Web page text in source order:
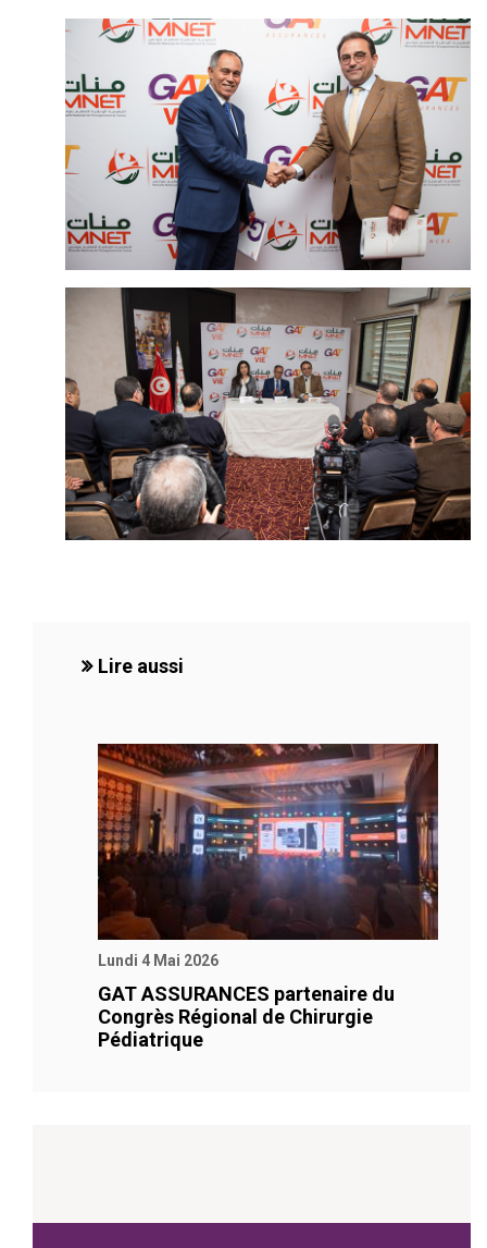
Lire aussi
Lundi 4 Mai 2026
GAT ASSURANCES partenaire du
Congrès Régional de Chirurgie
Pédiatrique